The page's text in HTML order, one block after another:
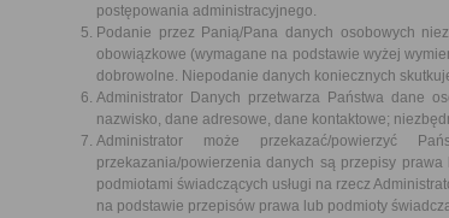
postępowania administracyjnego.
Podanie przez Panią/Pana danych osobowych
obowiązkowe (wymagane na podstawie wyżej
dobrowolne. Niepodanie danych koniecznych
Administrator Danych przetwarza Państwa dane
nazwisko, dane adresowe, dane kontaktowe;
Administrator może przekazać/powierzyć
przekazania/powierzenia danych są przepisy
podmiotami świadczących usługi na rzecz
na podstawie przepisów prawa lub podmioty